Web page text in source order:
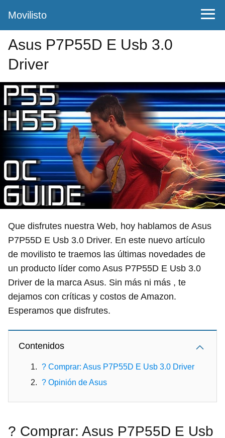
Movilisto
Asus P7P55D E Usb 3.0
Driver
Que disfrutes nuestra Web, hoy hablamos de Asus
P7P55D E Usb 3.0 Driver. En este nuevo artículo
de movilisto te traemos las últimas novedades de
un producto líder como Asus P7P55D E Usb 3.0
Driver de la marca Asus. Sin más ni más , te
dejamos con críticas y costos de Amazon.
Esperamos que disfrutes.
Contenidos
? Comprar: Asus P7P55D E Usb 3.0 Driver
? Opinión de Asus
? Comprar: Asus P7P55D E Usb